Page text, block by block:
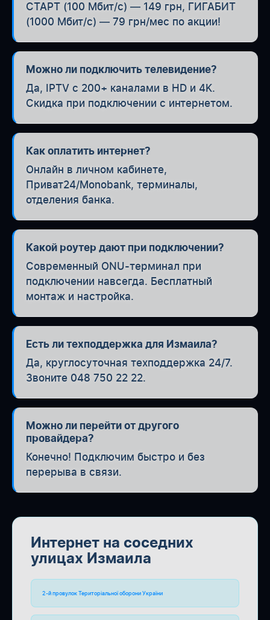
СТАРТ (100 Мбит/с) — 149 грн, ГИГАБИТ
(1000 Мбит/с) — 79 грн/мес по акции!
Можно ли подключить телевидение?
Да, IPTV с 200+ каналами в HD и 4K.
Скидка при подключении с интернетом.
Как оплатить интернет?
Онлайн в личном кабинете,
Приват24/Monobank, терминалы,
отделения банка.
Какой роутер дают при подключении?
Современный ONU-терминал при
подключении навсегда. Бесплатный
монтаж и настройка.
Есть ли техподдержка для Измаила?
Да, круглосуточная техподдержка 24/7.
Звоните 048 750 22 22.
Можно ли перейти от другого
провайдера?
Конечно! Подключим быстро и без
перерыва в связи.
Интернет на соседних
улицах Измаила
2-й провулок Територіальної оборони України